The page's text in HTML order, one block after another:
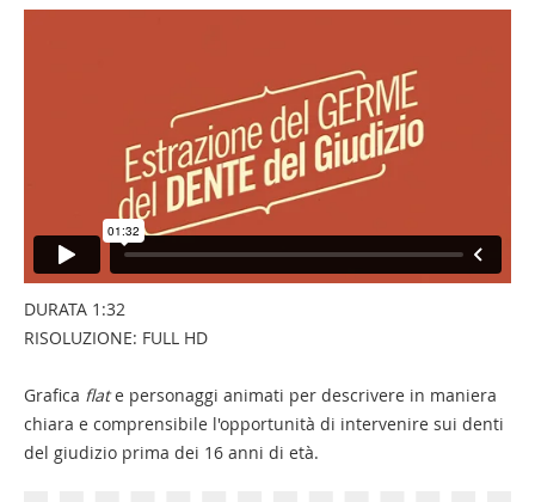
DURATA 1:32
RISOLUZIONE: FULL HD
Grafica flate personaggi animati per descrivere in maniera
chiara e comprensibile l'opportunità di intervenire sui denti
del giudizio prima dei 16 anni di età.